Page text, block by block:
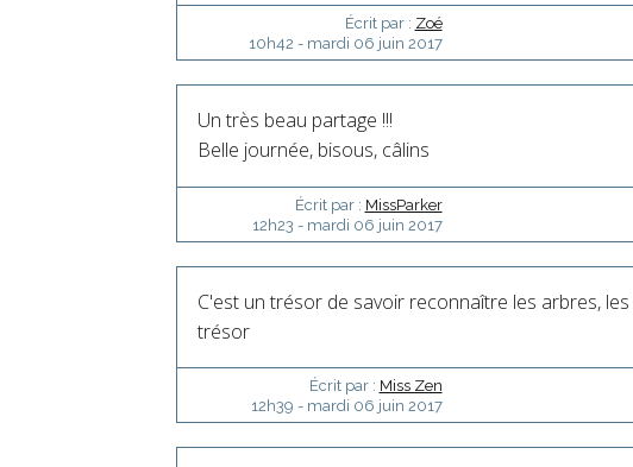
Écrit par : Zoé
10h42 - mardi 06 juin 2017
Un très beau partage !!!
Belle journée, bisous, câlins
Écrit par : MissParker
12h23 - mardi 06 juin 2017
C'est un trésor de savoir reconnaître les arbres,
trésor
Écrit par : Miss Zen
12h39 - mardi 06 juin 2017